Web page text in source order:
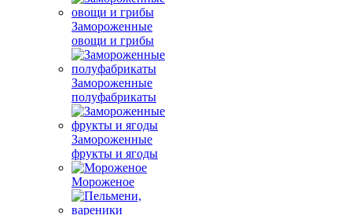
Замороженные
овощи и грибы
Замороженные
полуфабрикаты
Замороженные
фрукты и ягоды
Мороженое